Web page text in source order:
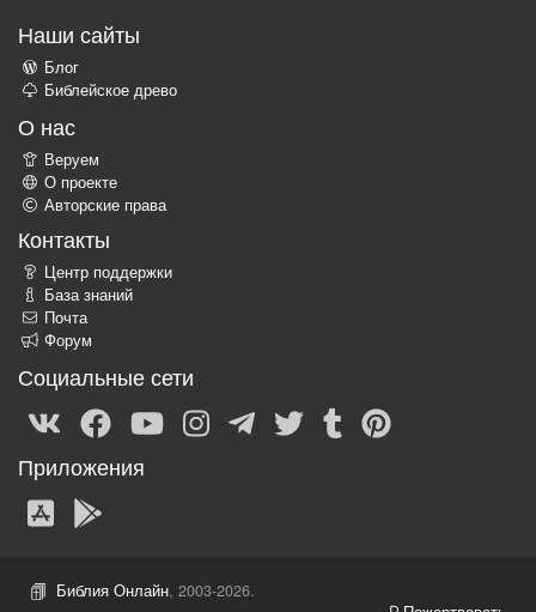
Наши сайты
Блог
Библейское древо
О нас
Веруем
О проекте
Авторские права
Контакты
Центр поддержки
База знаний
Почта
Форум
Социальные сети
Приложения
Библия Онлайн, 2003-2026.